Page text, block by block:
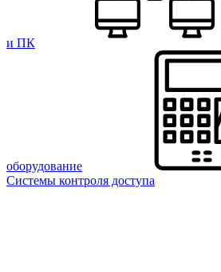
и ПК
оборудование
Системы контроля доступа